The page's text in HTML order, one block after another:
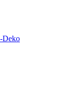
Deko